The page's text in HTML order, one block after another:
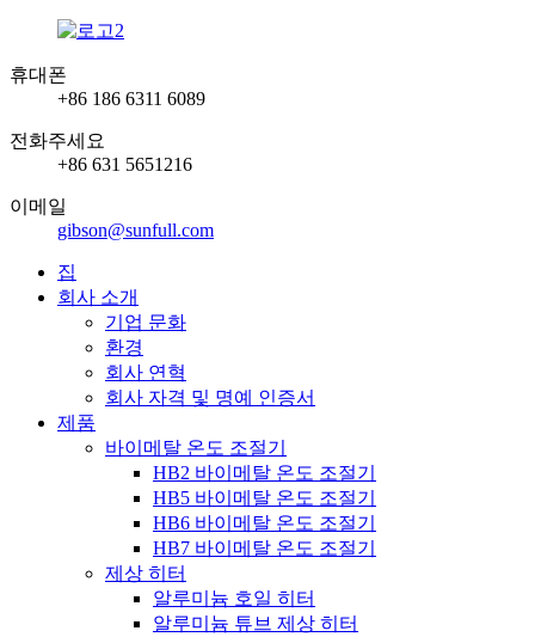
휴대폰
+86 186 6311 6089
전화주세요
+86 631 5651216
이메일
gibson@sunfull.com
집
회사 소개
기업 문화
환경
회사 연혁
회사 자격 및 명예 인증서
제품
바이메탈 온도 조절기
HB2 바이메탈 온도 조절기
HB5 바이메탈 온도 조절기
HB6 바이메탈 온도 조절기
HB7 바이메탈 온도 조절기
제상 히터
알루미늄 호일 히터
알루미늄 튜브 제상 히터